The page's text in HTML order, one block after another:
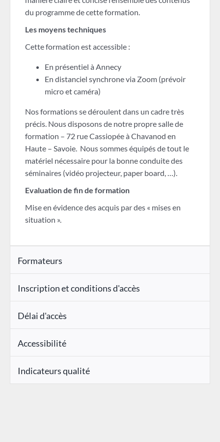
du programme de cette formation.
Les moyens techniques
Cette formation est accessible :
En présentiel à Annecy
En distanciel synchrone via Zoom (prévoir
micro et caméra)
Nos formations se déroulent dans un cadre très
précis. Nous disposons de notre propre salle de
formation – 72 rue Cassiopée à Chavanod en
Haute – Savoie. Nous sommes équipés de tout le
matériel nécessaire pour la bonne conduite des
séminaires (vidéo projecteur, paper board, …).
Evaluation de fin de formation
Mise en évidence des acquis par des « mises en
situation ».
Formateurs
Inscription et conditions d'accès
Délai d'accès
Accessibilité
Indicateurs qualité